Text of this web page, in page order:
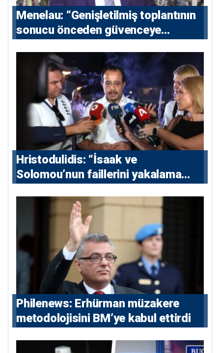
Menelau: “Genişletilmiş toplantının
sonucu önceden güvenceye
Hristodulidis: “İsaak ve
Solomou’nun faillerini yakalama
ve 5 uluslararası tutuklama emri
çıkarıldı”
Philenews: Erhürman müzakere
metodolojisini BM’ye kabul ettirdi